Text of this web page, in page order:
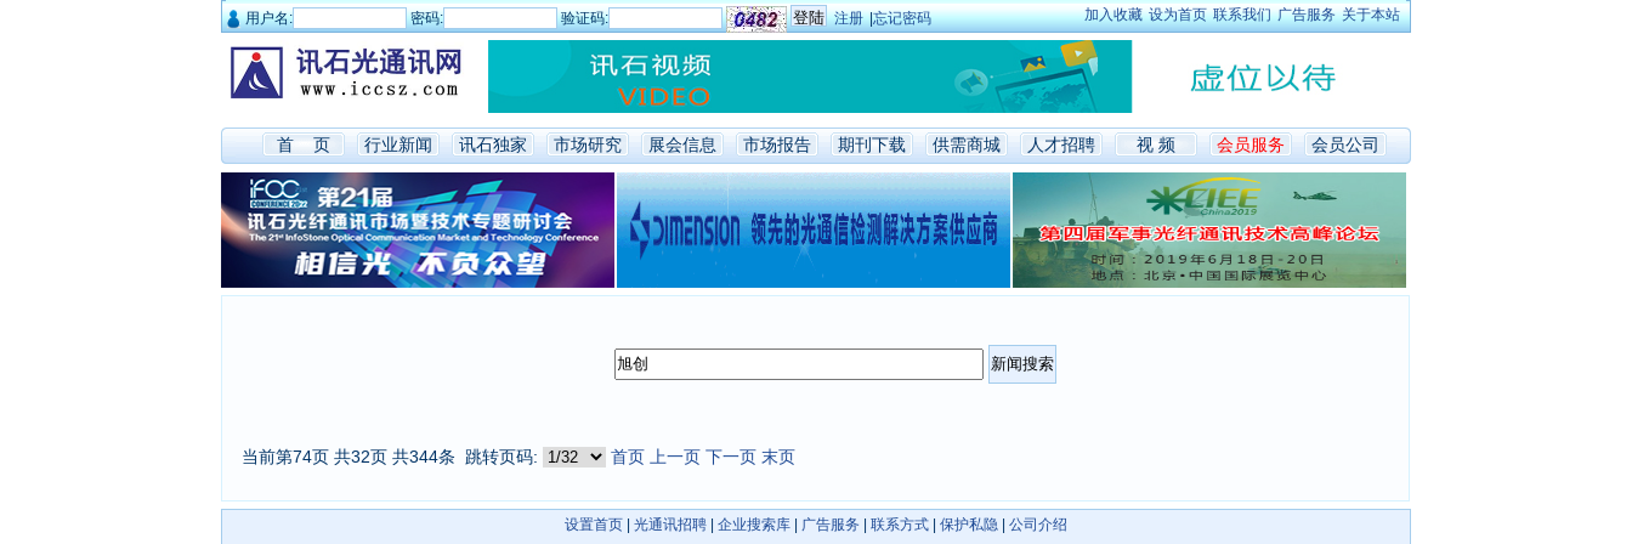
用户名: 密码: 验证码: 注册 |忘记密码 加入收藏 设为首页 联系我们 广告服务 关于本站
首 页 行业新闻 讯石独家 市场研究 展会信息 市场报告 期刊下载 供需商城 人才招聘 视 频 会员服务 会员公司
当前第74页 共32页 共344条 跳转页码: 首页 上一页 下一页 末页
设置首页 光通讯招聘 企业搜索库 广告服务 联系方式 保护私隐 公司介绍